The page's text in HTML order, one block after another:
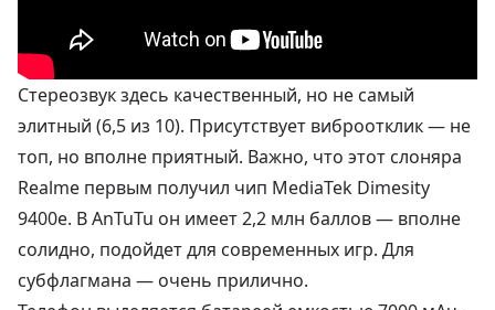
Стереозвук здесь качественный, но не самый
элитный (6,5 из 10). Присутствует виброотклик — не
топ, но вполне приятный. Важно, что этот слоняра
Realme первым получил чип MediaTek Dimesity
9400e. В AnTuTu он имеет 2,2 млн баллов — вполне
солидно, подойдет для современных игр. Для
субфлагмана — очень прилично.